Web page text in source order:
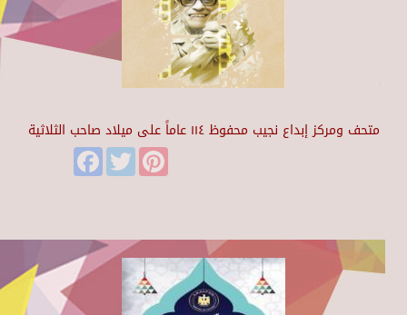
متحف ومركز إبداع نجيب محفوظ ١١٤ عاماً على ميلاد صاحب الثلاثية
FacebookTwitter